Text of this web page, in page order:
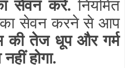
सेवन करें. नियमित
का सेवन करने से आप
की तेज धूप और गर्म
होगा.